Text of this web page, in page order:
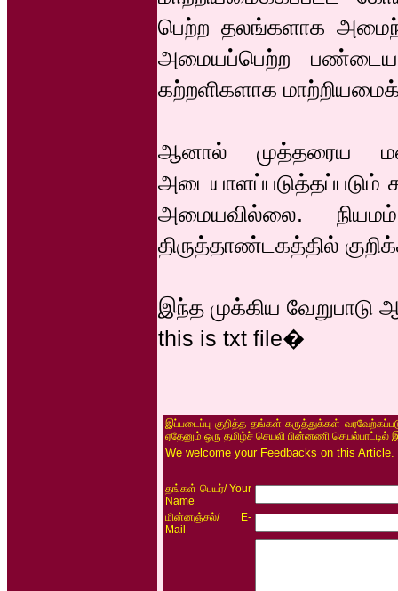
பெற்ற தலங்களாக
அமையப்பெற்ற பண்டைய
கற்றளிகளாக
ஆனால் முத்தரைய
அடையாளப்படுத்தப்படும்
அமையவில்லை. நியமம்
திருத்தாண்டகத்தில்
இந்த முக்கிய வேறுபாடு
this is txt file�
இப்படைப்பு குறித்த தங்கள் கருத்துக்கள்
ஏதேனும் ஒரு தமிழ்ச் செயலி பின்னணி
We welcome your Feedbacks on this
தங்கள் பெயர்/ Your
Name
மின்னஞ்சல்/ E-
Mail